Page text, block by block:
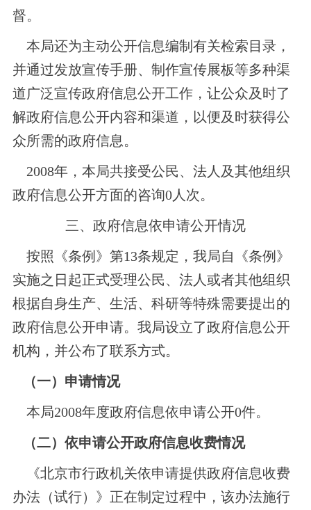
督。
本局还为主动公开信息编制有关检索目录，
并通过发放宣传手册、制作宣传展板等多种渠
道广泛宣传政府信息公开工作，让公众及时了
解政府信息公开内容和渠道，以便及时获得公
众所需的政府信息。
2008年，本局共接受公民、法人及其他组织
政府信息公开方面的咨询0人次。
三、政府信息依申请公开情况
按照《条例》第13条规定，我局自《条例》
实施之日起正式受理公民、法人或者其他组织
根据自身生产、生活、科研等特殊需要提出的
政府信息公开申请。我局设立了政府信息公开
机构，并公布了联系方式。
（一）申请情况
本局2008年度政府信息依申请公开0件。
（二）依申请公开政府信息收费情况
《北京市行政机关依申请提供政府信息收费
办法（试行）》正在制定过程中，该办法施行